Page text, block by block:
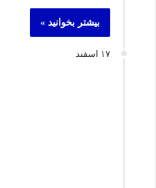
بیشتر بخوانید »
۱۷ اسفند